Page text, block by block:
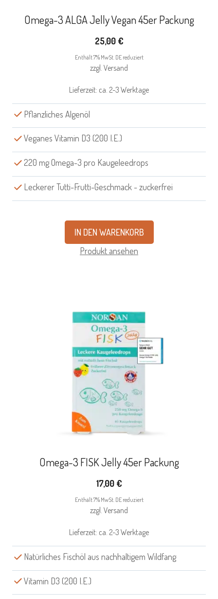
Omega-3 ALGA Jelly Vegan 45er Packung
25,00 €
Enthält 7% MwSt. DE reduziert
zzgl. Versand
Lieferzeit: ca. 2-3 Werktage
Pflanzliches Algenöl
Veganes Vitamin D3 (200 I.E.)
220 mg Omega-3 pro Kaugeleedrops
Leckerer Tutti-Frutti-Geschmack - zuckerfrei
IN DEN WARENKORB
Produkt ansehen
Omega-3 FISK Jelly 45er Packung
17,00 €
Enthält 7% MwSt. DE reduziert
zzgl. Versand
Lieferzeit: ca. 2-3 Werktage
Natürliches Fischöl aus nachhaltigem Wildfang
Vitamin D3 (200 I.E.)